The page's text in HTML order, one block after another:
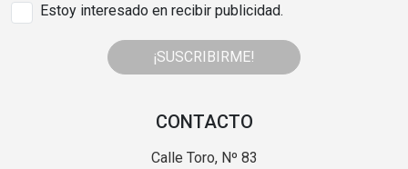
Estoy interesado en recibir publicidad.
¡SUSCRIBIRME!
CONTACTO
Calle Toro, Nº 83